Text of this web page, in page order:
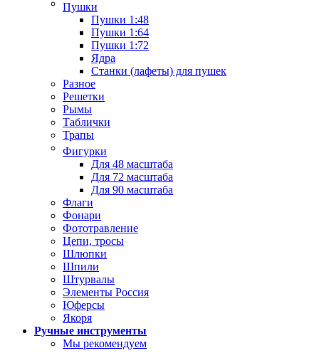
Пушки
Пушки 1:48
Пушки 1:64
Пушки 1:72
Ядра
Станки (лафеты) для пушек
Разное
Решетки
Рымы
Таблички
Трапы
Фигурки
Для 48 масштаба
Для 72 масштаба
Для 90 масштаба
Флаги
Фонари
Фототравление
Цепи, тросы
Шлюпки
Шпили
Штурвалы
Элементы Россия
Юферсы
Якоря
Ручные инструменты
Мы рекомендуем